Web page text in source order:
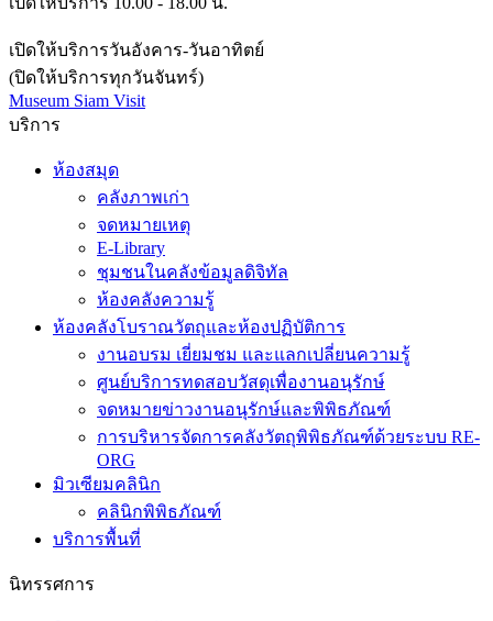
เปิดให้บริการวันอังคาร-วันอาทิตย์
(ปิดให้บริการทุกวันจันทร์)
Museum Siam Visit
บริการ
ห้องสมุด
คลังภาพเก่า
จดหมายเหตุ
E-Library
ชุมชนในคลังข้อมูลดิจิทัล
ห้องคลังความรู้
ห้องคลังโบราณวัตถุและห้องปฏิบัติการ
งานอบรม เยี่ยมชม และแลกเปลี่ยนความรู้
ศูนย์บริการทดสอบวัสดุเพื่องานอนุรักษ์
จดหมายข่าวงานอนุรักษ์และพิพิธภัณฑ์
การบริหารจัดการคลังวัตถุพิพิธภัณฑ์ด้วยระบบ RE-
ORG
มิวเซียมคลินิก
คลินิกพิพิธภัณฑ์
บริการพื้นที่
นิทรรศการ